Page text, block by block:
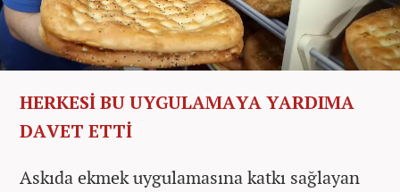
HERKESİ BU UYGULAMAYA YARDIMA
DAVET ETTİ
Askıda ekmek uygulamasına katkı sağlayan